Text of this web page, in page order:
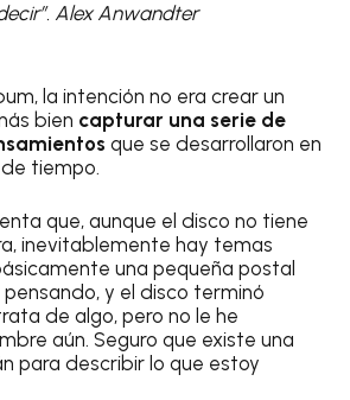
Alex Anwandter
la intención no era crear un
bien capturar una serie de
que se desarrollaron en
tiempo.
que, aunque el disco no tiene
inevitablemente hay temas
una pequeña postal
y el disco terminó
de algo, pero no le he
aún. Seguro que existe una
para describir lo que estoy